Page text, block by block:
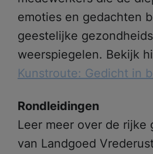
emoties en gedachten
geestelijke
weerspiegelen. Bekijk
Kunstroute: Gedicht in
Rondleidingen
Leer meer over de rijke
van Landgoed